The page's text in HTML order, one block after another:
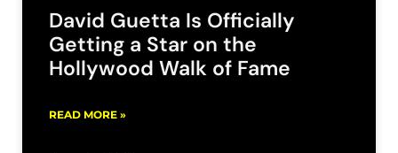
David Guetta Is Officially
Getting a Star on the
Hollywood Walk of Fame
READ MORE »